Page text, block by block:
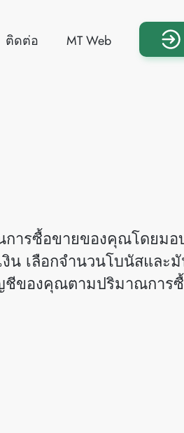
ติดต่อ MT Web
การซื้อขายของคุณโดยมอ
น เลือกจำนวนโบนัสและ
ของคุณตามปริมาณการ